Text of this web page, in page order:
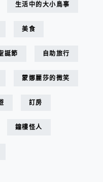
生活中的大小鳥事
美食
誕節 自助旅行
蒙娜麗莎的微笑
訂房
鐘樓怪人